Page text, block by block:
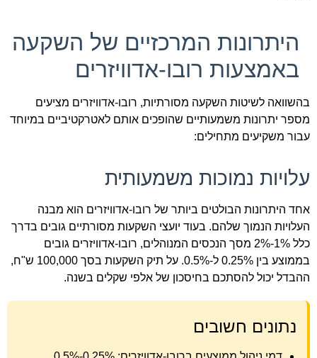
היתרונות המרכזיים של השקעה
באמצעות רובו-אדוויזרים
בהשוואה לשיטות השקעה מסורתיות, רובו-אדוויזרים מציעים
מספר יתרונות משמעותיים שהופכים אותם לאטרקטיביים במיוחד
עבור משקיעים מתחילים:
עלויות נמוכות משמעותית
אחד היתרונות הבולטים ביותר של רובו-אדוויזרים הוא מבנה
העלויות הנמוך שלהם. בעוד יועצי השקעות מסורתיים גובים בדרך
כלל 1%-2% מסך הנכסים המנוהלים, רובו-אדוויזרים גובים
בממוצע בין 0.25% ל-0.5%. על תיק השקעות בסך 100,000 ש"ח,
ההבדל יכול להסתכם בחיסכון של אלפי שקלים בשנה.
נתונים חשובים